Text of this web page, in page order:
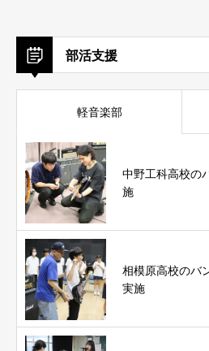
部活支援
軽音楽部
中野工科高校の
施
相模原高校のバ
実施